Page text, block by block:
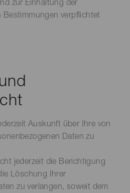
zur Einhaltung der
verpflichtet
Auskunft über Ihre von
Daten zu
jederzeit die Berichtigung
Löschung Ihrer
zu verlangen, soweit dem